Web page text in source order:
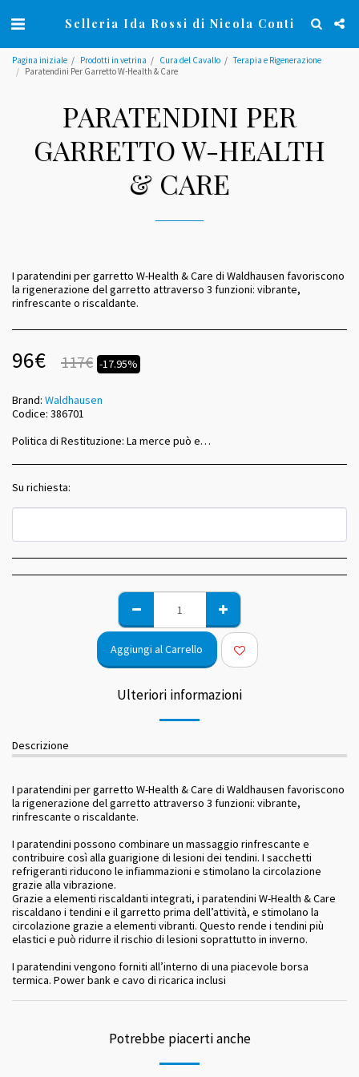
Selleria Ida Rossi di Nicola Conti
Pagina iniziale Prodotti in vetrina Cura del Cavallo
Terapia e Rigenerazione
Paratendini Per Garretto W-Health & Care
PARATENDINI PER
GARRETTO W-HEALTH
& CARE
I paratendini per garretto W-Health & Care di Waldhausen favoriscono
la rigenerazione del garretto attraverso 3 funzioni: vibrante,
rinfrescante o riscaldante.
96€ 117€ -17.95%
Brand: Waldhausen
Codice: 386701
Politica di Restituzione: La merce può essere sostituita dopo la consegna in caso di misure o colori sbagliati entro 14 giorni dal ricevimento.
Su richiesta:
Aggiungi al Carrello
Ulteriori informazioni
Descrizione
I paratendini per garretto W-Health & Care di Waldhausen favoriscono
la rigenerazione del garretto attraverso 3 funzioni: vibrante,
rinfrescante o riscaldante.
I paratendini possono combinare un massaggio rinfrescante e
contribuire così alla guarigione di lesioni dei tendini. I sacchetti
refrigeranti riducono le infiammazioni e stimolano la circolazione
grazie alla vibrazione.
Grazie a elementi riscaldanti integrati, i paratendini W-Health & Care
riscaldano i tendini e il garretto prima dell’attività, e stimolano la
circolazione grazie a elementi vibranti. Questo rende i tendini più
elastici e può ridurre il rischio di lesioni soprattutto in inverno.
I paratendini vengono forniti all’interno di una piacevole borsa
termica. Power bank e cavo di ricarica inclusi
Potrebbe piacerti anche